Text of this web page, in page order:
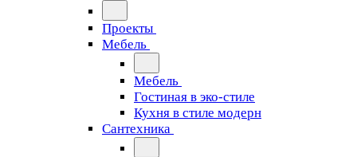
Проекты
Мебель
Мебель
Гостиная в эко-стиле
Кухня в стиле модерн
Сантехника